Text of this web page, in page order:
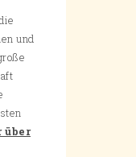
und
über